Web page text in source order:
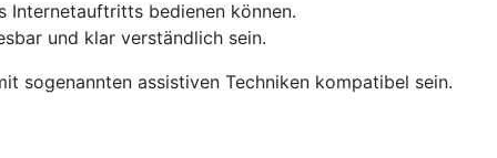
Internetauftritts bedienen können.
und klar verständlich sein.
sogenannten assistiven Techniken kompatibel sein.